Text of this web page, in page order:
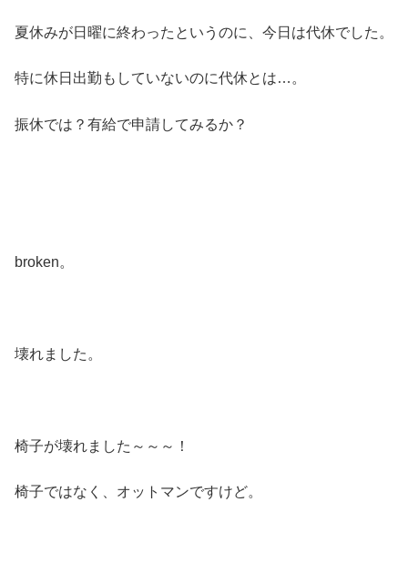
夏休みが日曜に終わったというのに、今日は代休でした。
特に休日出勤もしていないのに代休とは…。
振休では？有給で申請してみるか？
broken。
壊れました。
椅子が壊れました～～～！
椅子ではなく、オットマンですけど。